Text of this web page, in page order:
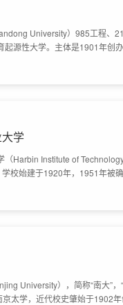
University）985工程、
起源性大学。主体是1901年创
学
（Harbin Institute of
校始建于1920年，1951年被
University），简称“南大”，
太学，近代校史肇始于1902